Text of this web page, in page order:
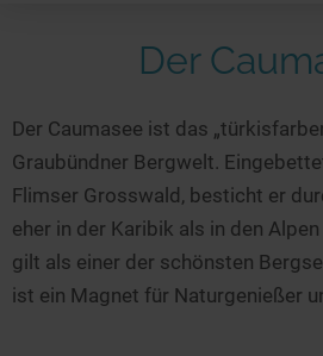
Wellness am See
Romantik Hotels
Kanu- & Kajak-Urlaub
Bikeurlaub
Auszeit & Wellness
Familienhotels
Wellness-Hotels
Biohotels
Ausgefallenes
Häuser auf dem Wasser
Hundefreundliche Unterkünfte
Überwachte Badestellen
Unsere See-Highlights
Deutschlands schönste Seen
Top Seen nach Regionen
Deutschlands Lieblingsseen
Der
Der Caumasee ist das
Graubündner Bergwelt.
Flimser Grosswald, besticht er
eher in der Karibik als in den
gilt als einer der schönsten
ist ein Magnet für Naturgenießer